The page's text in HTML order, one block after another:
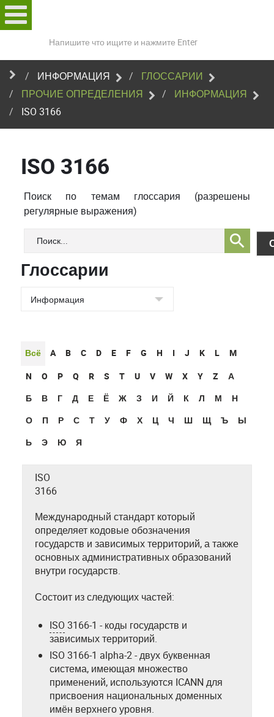
сайту
ИНФОРМАЦИЯ
ГЛОССАРИИ
ПРОЧИЕ ОПРЕДЕЛЕНИЯ
ИНФОРМАЦИЯ
ISO 3166
ISO 3166
Поиск по темам глоссария (разрешены
регулярные выражения)
Глоссарии
Всё A B C D E F G H I J K L
M
N
O P Q R S T U V W X Y Z
А
Б
В Г Д Е Ё Ж З И Й К Л М
Н
О
П Р С Т У Ф Х Ц Ч Ш Щ Ъ
Ы
Ь
Э Ю Я
ISO
3166
Международный стандарт который
определяет кодовые обозначения
государств и зависимых территорий, а также
основных административных образований
внутри государств.
Состоит из следующих частей:
ISO 3166-1 - коды государств и
зависимых территорий.
ISO 3166-1 alpha-2 - двух буквенная
система, имеющая множество
применений, используются ICANN для
присвоения национальных доменных
имён верхнего уровня.